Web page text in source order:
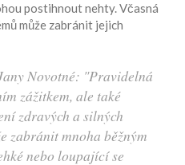
postihnout nehty. Včasná
může zabránit jejich
Novotné: "Pravidelná
zážitkem, ale také
zdravých a silných
zabránit mnoha běžným
nebo loupající se